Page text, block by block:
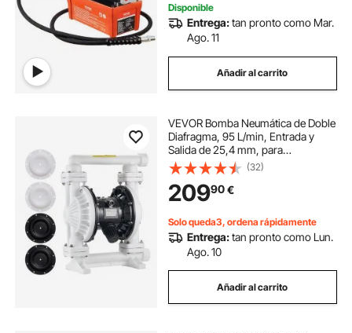
Disponible
Entrega:tan pronto como Mar.
Ago. 11
Añadir al carrito
VEVOR Bomba Neumática de Doble
Diafragma, 95 L/min, Entrada y
Salida de 25,4 mm, para
Transferencia de Aceite Usado,
Carcasa de Polipropileno, para
Diésel, Grasa, Queroseno, Gasolina
y Aceite
(32)
20990€
Solo queda3, ordena rápidamente
Entrega:tan pronto como Lun.
Ago. 10
Añadir al carrito